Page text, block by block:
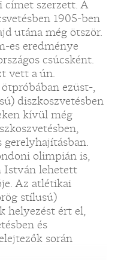
címet szerzett. A
1905-ben
utána még ötször.
es eredménye
csúcsként.
vett a ún.
ezüst-,
diszkoszvetésben
kívül még
olimpián is,
István lehetett
Az atlétikai
stílusú)
helyezést ért el,
és
során